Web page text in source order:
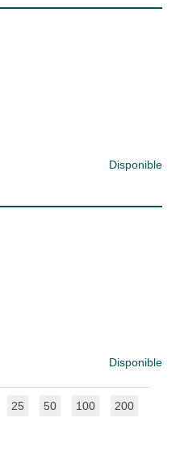
Disponible
Disponible
25 50 100 200